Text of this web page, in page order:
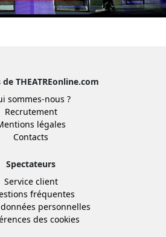
THEATREonline.com
sommes-nous ?
Recrutement
légales
Contacts
Spectateurs
Service client
fréquentes
données personnelles
des cookies